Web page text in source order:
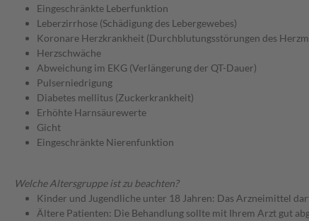
Eingeschränkte Leberfunktion
Leberzirrhose (Schädigung des Lebergewebes)
Koronare Herzkrankheit (Durchblutungsstörungen des
Herzschwäche
Abweichung im EKG (Verlängerung der QT-Dauer)
Pulserniedrigung
Diabetes mellitus (Zuckerkrankheit)
Erhöhte Harnsäurewerte
Gicht
Eingeschränkte Nierenfunktion
Welche Altersgruppe ist zu beachten?
Kinder und Jugendliche unter 18 Jahren: Das Arzneimittel
Ältere Patienten: Die Behandlung sollte mit Ihrem Arzt gut